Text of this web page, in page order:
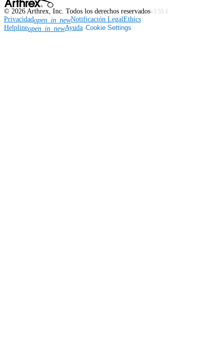
© 2026 Arthrex, Inc. Todos los derechos reservadosv3.55.1
Privacidadopen_in_newNotificación LegalEthics
Helplineopen_in_newAyuda Cookie Settings